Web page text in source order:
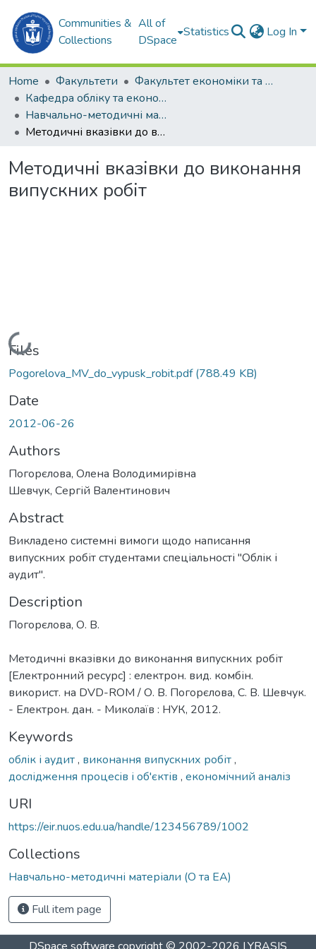
Communities &
Collections
All of
DSpace
Statistics Log In
Home Факультети
Факультет економіки та екології моря (ФЕЕМ)
Кафедра обліку та економічного аналізу (О та ЕА)
Навчально-методичні матеріали (О та ЕА)
Методичні вказівки до виконання випускних робіт
Методичні вказівки до виконання
випускних робіт
Loading...
Files
Pogorelova_MV_do_vypusk_robit.pdf(788.49 KB)
Date
2012-06-26
Authors
Погорєлова, Олена Володимирівна
Шевчук, Сергій Валентинович
Abstract
Викладено системні вимоги щодо написання
випускних робіт студентами спеціальності "Облік і
аудит".
Description
Погорєлова, О. В.
Методичні вказівки до виконання випускних робіт
[Електронний ресурс] : електрон. вид. комбін.
використ. на DVD-ROM / О. В. Погорєлова, С. В. Шевчук.
- Електрон. дан. - Миколаїв : НУК, 2012.
Keywords
облік і аудит, виконання випускних робіт,
дослідження процесів і об'єктів , економічний аналіз
URI
https://eir.nuos.edu.ua/handle/123456789/1002
Collections
Навчально-методичні матеріали (О та ЕА)
Full item page